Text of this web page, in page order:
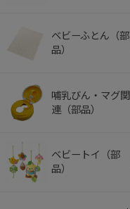
ベビーふとん（部
品）
哺乳びん・マグ関
連（部品）
ベビートイ（部
品）